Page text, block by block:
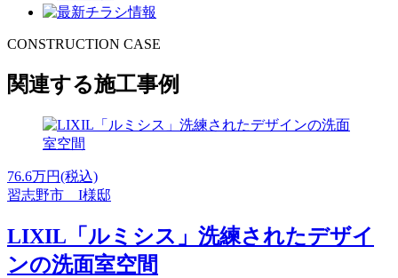
CONSTRUCTION CASE
関連する施工事例
76.6万円(税込)
習志野市 I様邸
LIXIL「ルミシス」洗練されたデザイ
ンの洗面室空間